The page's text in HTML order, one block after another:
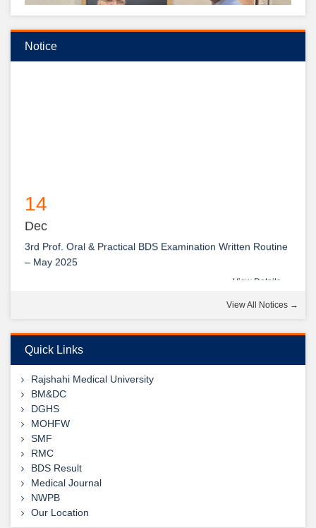
২০২৫-২০২৬ইং শিক্ষাবর্ষে বেসরকারি ডেন্টাল কলেজে বিডিএস কোর্সে ভর্তি বিজ্ঞপ্তি
Notice
Dec
3rd Prof. Oral & Practical BDS Examination Written Routine
– May 2025
2nd Prof. Oral & Practical BDS Examination Written Routine
– May 2025
View Details →
09
Jul
1st, 2nd & 3rd Professional BDS Examination Written
Routine – May 2025
View All Notices →
Quick Links
Rajshahi Medical University
BM&DC
DGHS
MOHFW
SMF
RMC
BDS Result
Medical Journal
NWPB
Our Location